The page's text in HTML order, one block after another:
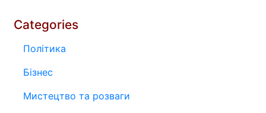
Categories
Політика
Бізнес
Мистецтво та розваги